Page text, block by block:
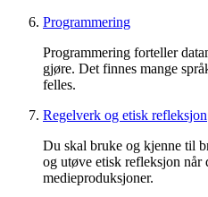
Programmering
Programmering forteller
gjøre. Det finnes mange
felles.
Regelverk og etisk refleksjon
Du skal bruke og kjenne til
og utøve etisk refleksjon når
medieproduksjoner.